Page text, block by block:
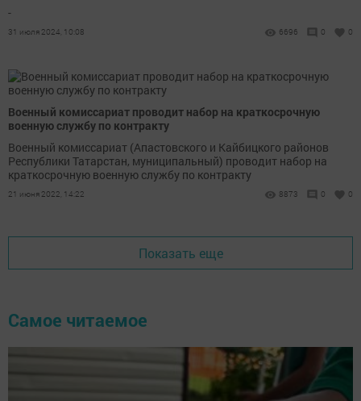
-
31 июля 2024, 10:08 6696 0 0
Военный комиссариат проводит набор на краткосрочную
военную службу по контракту
Военный комиссариат (Апастовского и Кайбицкого районов
Республики Татарстан, муниципальный) проводит набор на
краткосрочную военную службу по контракту
21 июня 2022, 14:22 8873 0 0
Показать еще
Самое читаемое